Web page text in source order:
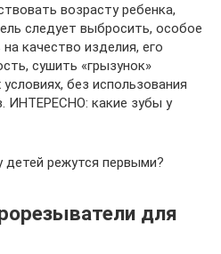
возрасту ребенка,
следует выбросить, особое
качество изделия, его
сушить «грызунок»
без использования
ИНТЕРЕСНО: какие зубы у
режутся первыми?
для